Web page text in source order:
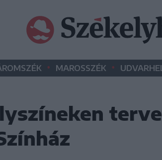
• MAROSSZÉK •